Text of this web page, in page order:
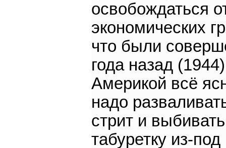
освобождаться
экономических
что были
года назад
Америкой всё
надо
стрит и выбивать
табуретку из-под